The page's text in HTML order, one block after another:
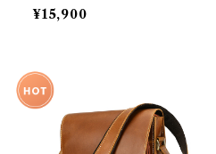
ジネスリュックサック 15.
6インチ ワイド A4サイズ
¥15,900